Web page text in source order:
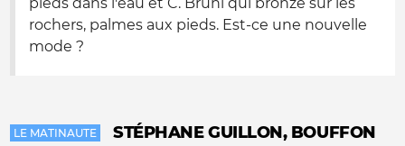
rochers, palmes aux pieds. Est-ce une nouvelle
mode ?
LE MATINAUTE
STÉPHANE GUILLON, BOUFFON